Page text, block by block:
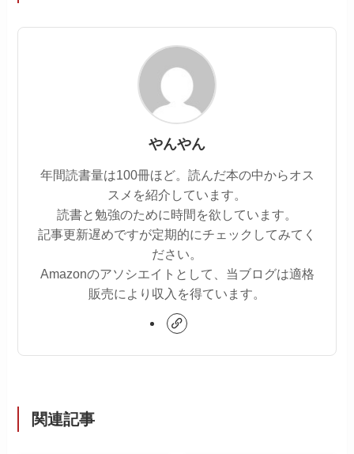
やんやん
年間読書量は100冊ほど。読んだ本の中からオス
スメを紹介しています。
読書と勉強のために時間を欲しています。
記事更新遅めですが定期的にチェックしてみてく
ださい。
Amazonのアソシエイトとして、当ブログは適格
販売により収入を得ています。
関連記事